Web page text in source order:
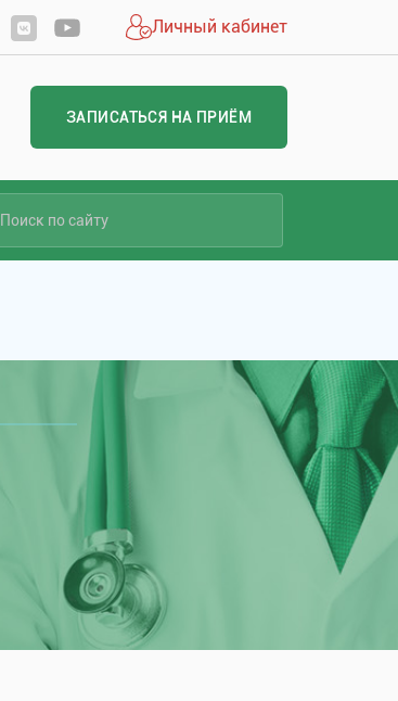
Личный кабинет
ЗАПИСАТЬСЯ НА ПРИЁМ